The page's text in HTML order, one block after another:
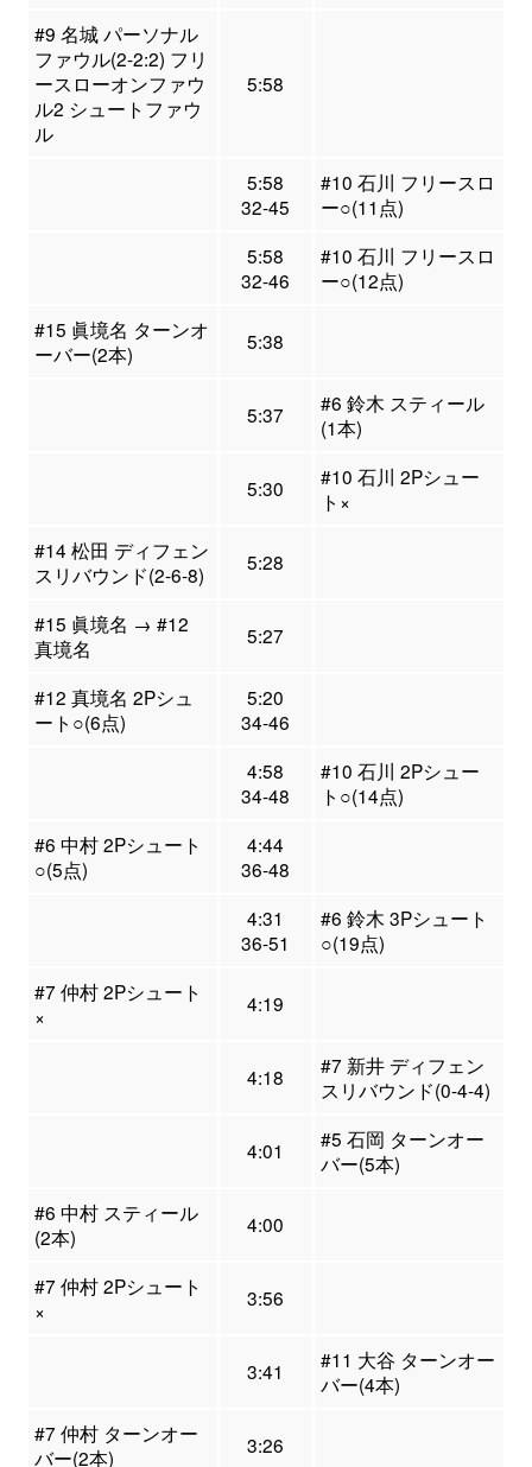
#9 名城 パーソナル
ファウル(2-2:2) フリ
ースローオンファウ
ル2 シュートファウ
ル
5:58
5:58
32-45
#10 石川 フリースロ
ー○(11点)
5:58
32-46
#10 石川 フリースロ
ー○(12点)
#15 眞境名 ターンオ
ーバー(2本)
5:38
5:37
#6 鈴木 スティール
(1本)
5:30
#10 石川 2Pシュー
ト×
#14 松田 ディフェン
スリバウンド(2-6-8)
5:28
#15 眞境名 → #12
真境名
5:27
#12 真境名 2Pシュ
ート○(6点)
5:20
34-46
4:58
34-48
#10 石川 2Pシュー
ト○(14点)
#6 中村 2Pシュート
○(5点)
4:44
36-48
4:31
36-51
#6 鈴木 3Pシュート
○(19点)
#7 仲村 2Pシュート
×
4:19
4:18
#7 新井 ディフェン
スリバウンド(0-4-4)
4:01
#5 石岡 ターンオー
バー(5本)
#6 中村 スティール
(2本)
4:00
#7 仲村 2Pシュート
×
3:56
3:41
#11 大谷 ターンオー
バー(4本)
#7 仲村 ターンオー
バー(2本)
3:26